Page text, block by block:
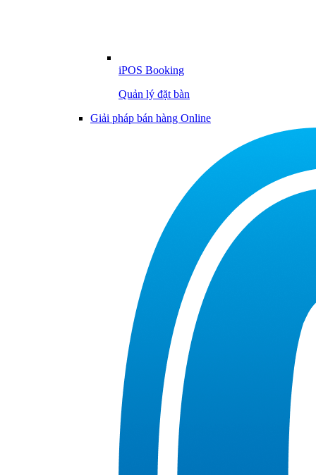
iPOS Booking
Quản lý đặt bàn
Giải pháp bán hàng Online